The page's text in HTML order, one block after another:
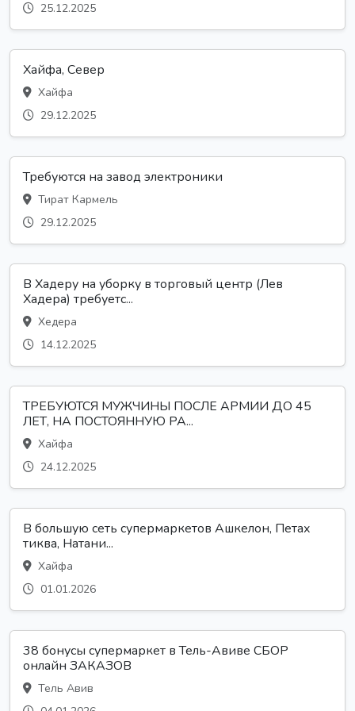
25.12.2025
Хайфа, Север
Хайфа
29.12.2025
Требуются на завод электроники
Тират Кармель
29.12.2025
В Хадеру на уборку в торговый центр (Лев
Хадера) требуетс...
Хедера
14.12.2025
ТРЕБУЮТСЯ МУЖЧИНЫ ПОСЛЕ АРМИИ ДО 45
ЛЕТ, НА ПОСТОЯННУЮ РА...
Хайфа
24.12.2025
В большую сеть супермаркетов Ашкелон, Петах
тиква, Натани...
Хайфа
01.01.2026
38 бонусы супермаркет в Тель-Авиве СБОР
онлайн ЗАКАЗОВ
Тель Авив